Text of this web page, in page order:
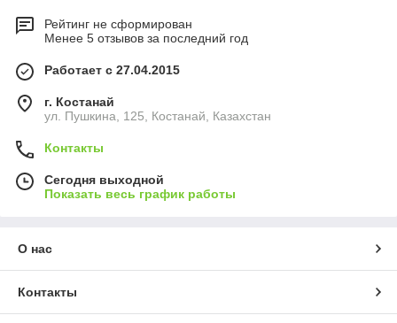
Рейтинг не сформирован
Менее 5 отзывов за последний год
Работает с 27.04.2015
г. Костанай
ул. Пушкина, 125, Костанай, Казахстан
Контакты
Сегодня выходной
Показать весь график работы
О нас
Контакты